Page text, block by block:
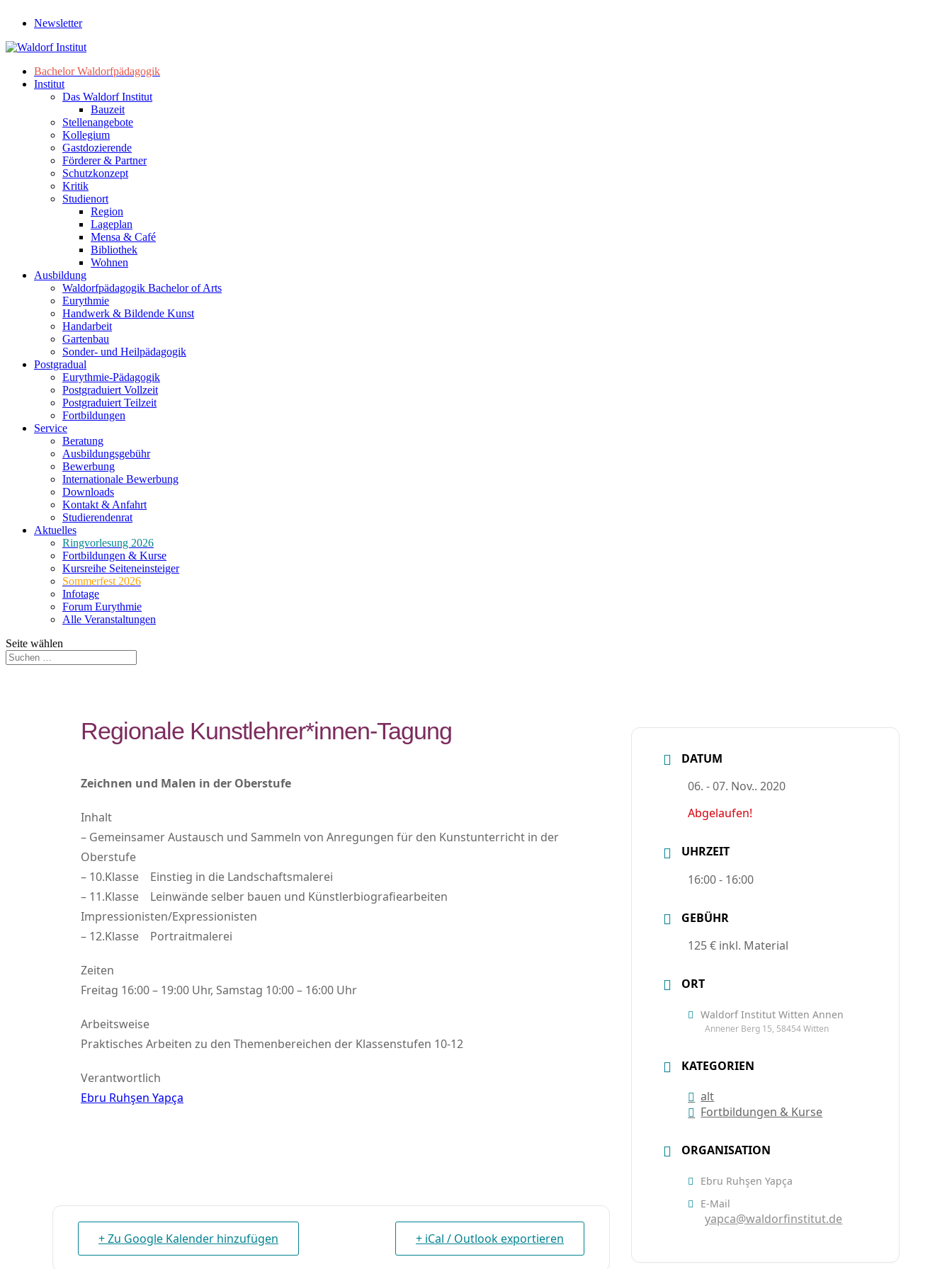
Newsletter
Bachelor Waldorfpädagogik
Institut
Das Waldorf Institut
Bauzeit
Stellenangebote
Kollegium
Gastdozierende
Förderer & Partner
Schutzkonzept
Kritik
Studienort
Region
Lageplan
Mensa & Café
Bibliothek
Wohnen
Ausbildung
Waldorfpädagogik Bachelor of Arts
Eurythmie
Handwerk & Bildende Kunst
Handarbeit
Gartenbau
Sonder- und Heilpädagogik
Postgradual
Eurythmie-Pädagogik
Postgraduiert Vollzeit
Postgraduiert Teilzeit
Fortbildungen
Service
Beratung
Ausbildungsgebühr
Bewerbung
Internationale Bewerbung
Downloads
Kontakt & Anfahrt
Studierendenrat
Aktuelles
Ringvorlesung 2026
Fortbildungen & Kurse
Kursreihe Seiteneinsteiger
Sommerfest 2026
Infotage
Forum Eurythmie
Alle Veranstaltungen
Seite wählen
Regionale Kunstlehrer*innen-Tagung
Zeichnen und Malen in der Oberstufe
Inhalt
– Gemeinsamer Austausch und Sammeln von Anregungen für den Kunstunterricht in der
Oberstufe
– 10.Klasse Einstieg in die Landschaftsmalerei
– 11.Klasse Leinwände selber bauen und Künstlerbiografiearbeiten
Impressionisten/Expressionisten
– 12.Klasse Portraitmalerei
Zeiten
Freitag 16:00 – 19:00 Uhr, Samstag 10:00 – 16:00 Uhr
Arbeitsweise
Praktisches Arbeiten zu den Themenbereichen der Klassenstufen 10-12
Verantwortlich
Ebru Ruhşen Yapça
+ Zu Google Kalender hinzufügen + iCal / Outlook exportieren
DATUM
06. - 07. Nov.. 2020
Abgelaufen!
UHRZEIT
16:00 - 16:00
GEBÜHR
125 € inkl. Material
ORT
Waldorf Institut Witten Annen
Annener Berg 15, 58454 Witten
KATEGORIEN
alt
Fortbildungen & Kurse
ORGANISATION
Ebru Ruhşen Yapça
E-Mail
yapca@waldorfinstitut.de